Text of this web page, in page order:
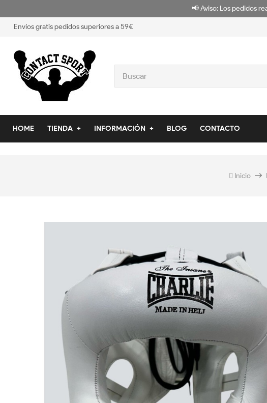
📢 Aviso: Los pedidos
Envíos gratis pedidos superiores a 59€
HOME TIENDA INFORMACIÓN BLOG CONTACTO
Inicio